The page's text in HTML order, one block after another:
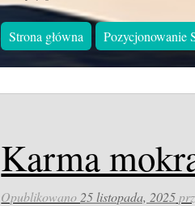
Strona główna Pozycjonowanie
Karma
Opublikowano 25 listopada, 2025